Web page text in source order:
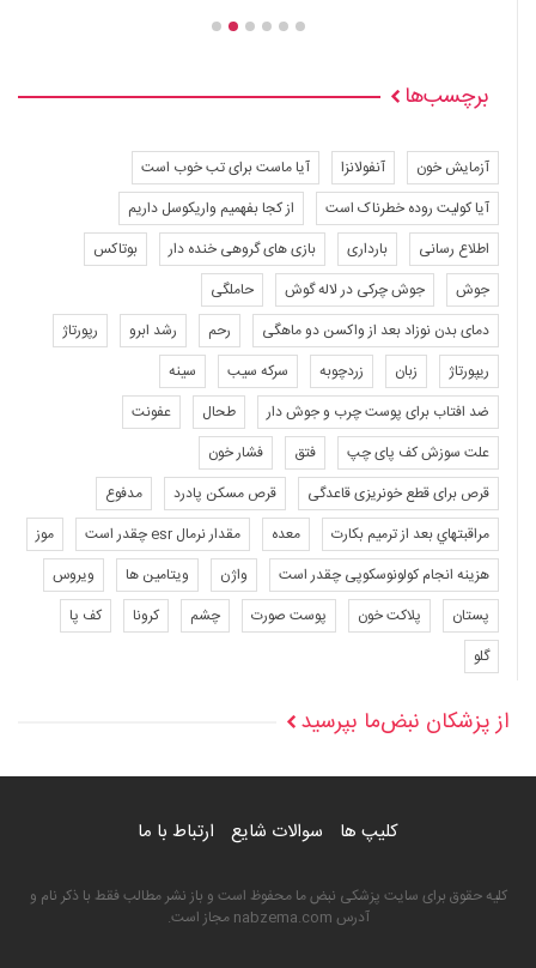
برچسب‌ها
آزمایش خون آنفولانزا
آیا ماست برای تب خوب است
آیا کولیت روده خطرناک است
از کجا بفهمیم واریکوسل داریم
اطلاع رسانی
بارداری بازی های گروهی خنده دار
بوتاکس
جوش
جوش چرکی در لاله گوش
حاملگی
دمای بدن نوزاد بعد از واکسن دو ماهگی
رحم رشد ابرو
رپورتاژ
ریپورتاژ
زبان زردچوبه سرکه سیب
سینه
ضد افتاب برای پوست چرب و جوش دار
طحال
عفونت
علت سوزش کف پای چپ
فتق
فشار خون
قرص برای قطع خونریزی قاعدگی
قرص مسکن پادرد
مدفوع
مراقبتهاي بعد از ترميم بكارت
معده مقدار نرمال esr چقدر است
موز
هزینه انجام کولونوسکوپی چقدر است
واژن ویتامین ها
ویروس
پستان
پلاکت خون پوست صورت چشم کرونا
کف پا
گلو
از پزشکان نبض‌ما بپرسید
کلیپ ها سوالات شایع ارتباط با ما
کلیه حقوق برای سایت پزشکی نبض ما محفوظ است و باز نشر مطالب فقط با ذکر نام و
آدرس nabzema.com مجاز است.